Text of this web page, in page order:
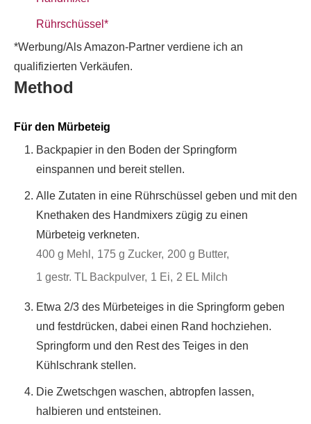
Rührschüssel*
*Werbung/Als Amazon-Partner verdiene ich an
qualifizierten Verkäufen.
Method
Für den Mürbeteig
Backpapier in den Boden der Springform
einspannen und bereit stellen.
Alle Zutaten in eine Rührschüssel geben und mit den
Knethaken des Handmixers zügig zu einen
Mürbeteig verkneten.
400 g Mehl, 175 g Zucker, 200 g Butter,
1 gestr. TL Backpulver, 1 Ei, 2 EL Milch
Etwa 2/3 des Mürbeteiges in die Springform geben
und festdrücken, dabei einen Rand hochziehen.
Springform und den Rest des Teiges in den
Kühlschrank stellen.
Die Zwetschgen waschen, abtropfen lassen,
halbieren und entsteinen.